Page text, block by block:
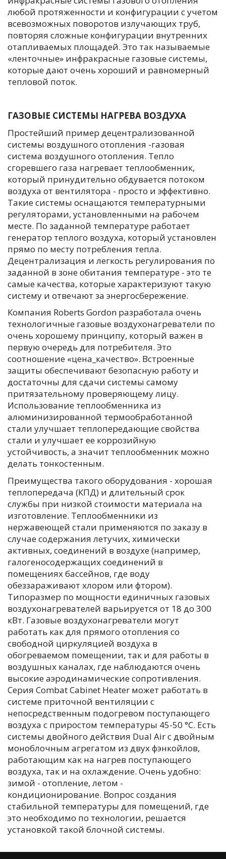
любой протяженности и конфигурации с учетом
всевозможных поворотов излучающих труб,
повторяя сложные конфигурации внутренних
отапливаемых площадей. Это так называемые
«ленточные» инфракрасные газовые системы,
которые дают очень хороший и равномерный
тепловой поток.
ГАЗОВЫЕ СИСТЕМЫ НАГРЕВА ВОЗДУХА
Простейший пример децентрализованной
системы воздушного отопления -газовая
система воздушного отопления. Тепло
сгоревшего газа нагревает теплообменник,
который принудительно обдувается потоком
воздуха от вентилятора - просто и эффективно.
Такие системы оснащаются температурными
регуляторами, установленными на рабочем
месте. По заданной температуре работает
генератор теплого воздуха, который установлен
прямо по месту потребления тепла.
Децентрализация и легкость регулирования по
заданной в зоне обитания температуре - это те
самые качества, которые характеризуют такую
систему и отвечают за энергосбережение.
Компания Roberts Gordon разработала очень
технологичные газовые воздухонагреватели по
очень хорошему принципу, который важен в
первую очередь для потребителя. Это
соотношение «цена_качество». Встроенные
защиты обеспечивают безопасную работу и
достаточны для сдачи системы самому
притязательному проверяющему лицу.
Использование теплообменника из
алюминизированной термообработанной
стали улучшает теплопередающие свойства
стали и улучшает ее коррозийную
устойчивость, а значит теплообменник можно
делать тонкостенным.
Преимущества такого оборудования - хорошая
теплопередача (КПД) и длительный срок
службы при низкой стоимости материала на
изготовление. Теплообменники из
нержавеющей стали применяются по заказу в
случае содержания летучих, химически
активных, соединений в воздухе (например,
галогеносодержащих соединений в
помещениях бассейнов, где воду
обеззараживают хлором или фтором).
Типоразмер по мощности единичных газовых
воздухонагревателей варьируется от 18 до 300
кВт. Газовые воздухонагреватели могут
работать как для прямого отопления со
свободной циркуляцией воздуха в
обогреваемом помещении, так и для работы в
воздушных каналах, где наблюдаются очень
высокие аэродинамические сопротивления.
Серия Combat Сabinet Heater может работать в
системе приточной вентиляции с
непосредственным подогревом поступающего
воздуха с приростом температуры 45-50 °С. Есть
системы двойного действия Dual Air с двойным
моноблочным агрегатом из двух фэнкойлов,
работающим как на нагрев поступающего
воздуха, так и на охлаждение. Очень удобно:
зимой - отопление, летом -
кондиционирование. Вопрос создания
стабильной температуры для помещений, где
это необходимо по технологии, решается
установкой такой блочной системы.